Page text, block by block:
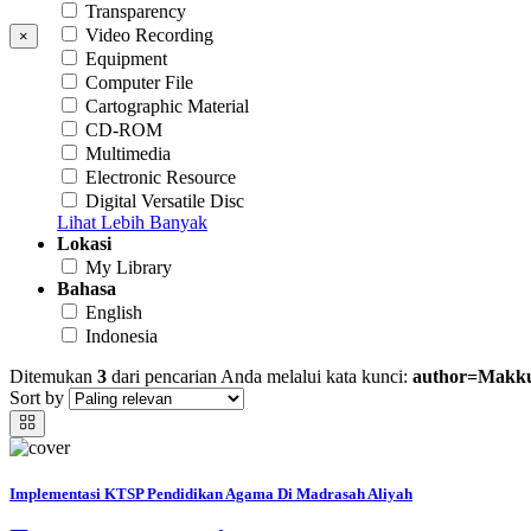
Transparency
Video Recording
Equipment
Computer File
Cartographic Material
CD-ROM
Multimedia
Electronic Resource
Digital Versatile Disc
Lihat Lebih Banyak
Lokasi
My Library
Bahasa
English
Indonesia
Ditemukan 3 dari pencarian Anda melalui kata kunci:
Sort by
Implementasi KTSP Pendidikan Agama Di Madrasah Aliyah
×